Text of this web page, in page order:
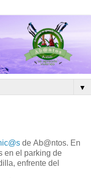
▼
de Ab@ntos. En
en el parking de
enfrente del